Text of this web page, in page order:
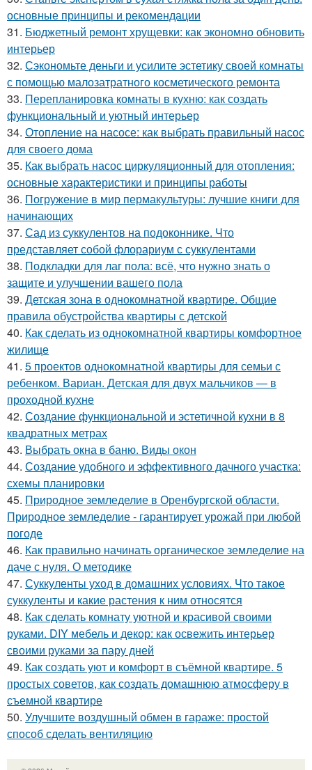
основные принципы и рекомендации
31. Бюджетный ремонт хрущевки: как экономно обновить
интерьер
32. Сэкономьте деньги и усилите эстетику своей комнаты
с помощью малозатратного косметического ремонта
33. Перепланировка комнаты в кухню: как создать
функциональный и уютный интерьер
34. Отопление на насосе: как выбрать правильный насос
для своего дома
35. Как выбрать насос циркуляционный для отопления:
основные характеристики и принципы работы
36. Погружение в мир пермакультуры: лучшие книги для
начинающих
37. Сад из суккулентов на подоконнике. Что
представляет собой флорариум с суккулентами
38. Подкладки для лаг пола: всё, что нужно знать о
защите и улучшении вашего пола
39. Детская зона в однокомнатной квартире. Общие
правила обустройства квартиры с детской
40. Как сделать из однокомнатной квартиры комфортное
жилище
41. 5 проектов однокомнатной квартиры для семьи с
ребенком. Вариан. Детская для двух мальчиков — в
проходной кухне
42. Создание функциональной и эстетичной кухни в 8
квадратных метрах
43. Выбрать окна в баню. Виды окон
44. Создание удобного и эффективного дачного участка:
схемы планировки
45. Природное земледелие в Оренбургской области.
Природное земледелие - гарантирует урожай при любой
погоде
46. Как правильно начинать органическое земледелие на
даче с нуля. О методике
47. Суккуленты уход в домашних условиях. Что такое
суккуленты и какие растения к ним относятся
48. Как сделать комнату уютной и красивой своими
руками. DIY мебель и декор: как освежить интерьер
своими руками за пару дней
49. Как создать уют и комфорт в съёмной квартире. 5
простых советов, как создать домашнюю атмосферу в
съемной квартире
50. Улучшите воздушный обмен в гараже: простой
способ сделать вентиляцию